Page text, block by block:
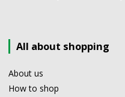
All about shopping
About us
How to shop